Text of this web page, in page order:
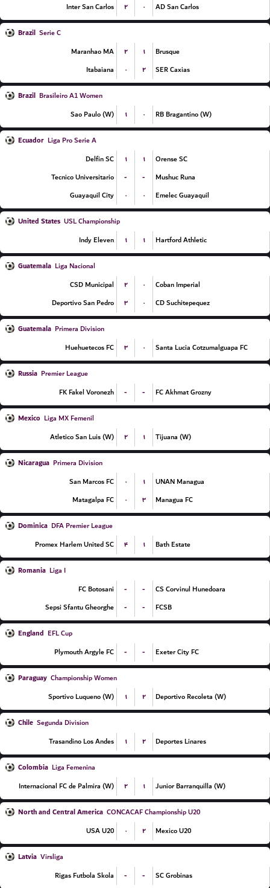
Inter San Carlos
۲ ۰ AD San Carlos
Brazil Serie C
Maranhao MA
۲ ۱
Brusque
Itabaiana
۰ ۲ SER Caxias
Brazil Brasileiro A1 Women
Sao Paulo (W)
۱ ۰ RB Bragantino (W)
Ecuador Liga Pro Serie A
Delfin SC
۱ ۱
Orense SC
Tecnico Universitario
- -
Mushuc Runa
Guayaquil City
۰ ۰ Emelec Guayaquil
United States USL Championship
Indy Eleven
۱ ۱ Hartford Athletic
Guatemala Liga Nacional
CSD Municipal
۲ ۰
Coban Imperial
Deportivo San Pedro
۳ ۰ CD Suchitepequez
Guatemala Primera Division
Huehuetecos FC
۳ ۰ Santa Lucia Cotzumalguapa FC
Russia Premier League
FK Fakel Voronezh
- - FC Akhmat Grozny
Mexico Liga MX Femenil
Atletico San Luis (W)
۲ ۱ Tijuana (W)
Nicaragua Primera Division
San Marcos FC
۰ ۱
UNAN Managua
Matagalpa FC
۰ ۳ Managua FC
Dominica DFA Premier League
Promex Harlem United SC
۴ ۱ Bath Estate
Romania Liga I
FC Botosani
- -
CS Corvinul Hunedoara
Sepsi Sfantu Gheorghe
- - FCSB
England EFL Cup
Plymouth Argyle FC
- - Exeter City FC
Paraguay Championship Women
Sportivo Luqueno (W)
۱ ۲ Deportivo Recoleta (W)
Chile Segunda Division
Trasandino Los Andes
۱ ۲ Deportes Linares
Colombia Liga Femenina
Internacional FC de Palmira (W)
۲ ۱ Junior Barranquilla (W)
North and Central America CONCACAF Championship U20
USA U20
۰ ۲ Mexico U20
Latvia Virsliga
Rigas Futbola Skola
- - SC Grobinas